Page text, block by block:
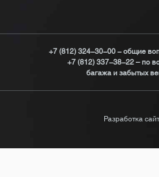
+7 (812) 324-30-00 - общие
+7 (812) 337-38-22 – по
багажа и забытых
Разработка